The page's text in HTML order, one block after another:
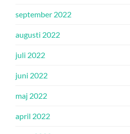
september 2022
augusti 2022
juli 2022
juni 2022
maj 2022
april 2022